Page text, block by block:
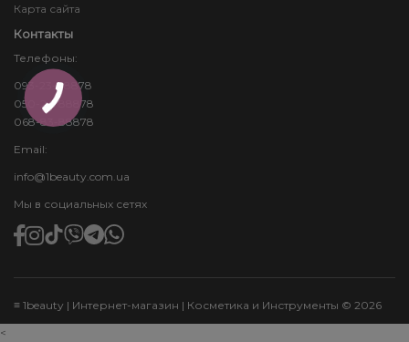
Карта сайта
Контакты
Телефоны:
093-23-88878
050-24-88878
068-83-88878
Email:
info@1beauty.com.ua
Мы в социальных сетях
≡ 1beauty | Интернет-магазин | Косметика и Инструменты © 2026
<